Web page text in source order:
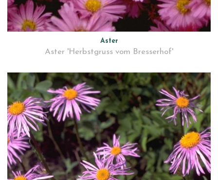
Aster
Aster 'Herbstgruss vom Bresserhof'